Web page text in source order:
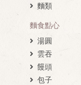
麵類
麵食點心
湯圓
雲吞
饅頭
包子